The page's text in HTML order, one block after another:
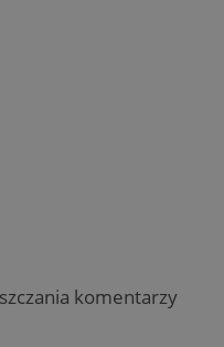
komentarzy